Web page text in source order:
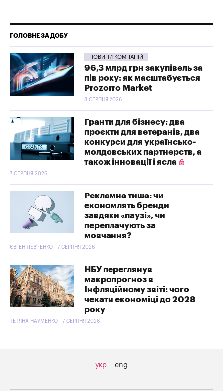
ГОЛОВНЕ ЗА ДОБУ
НОВИНИ КОМПАНІЙ
96,3 млрд грн закупівель за
пів року: як масштабується
Prozorro Market
8 СЕРПНЯ 2026
Гранти для бізнесу: два
проєкти для ветеранів, два
конкурси для українсько-
молдовських партнерств, а
також інновації і ясла
7 СЕРПНЯ 2026
Рекламна тиша: чи
економлять бренди
завдяки «паузі», чи
переплачують за
мовчання?
ЄВГЕН ЛЕВЧЕНКО - 7 СЕРПНЯ 2026
НБУ переглянув
макропрогноз в
Інфляційному звіті: чого
чекати економіці до 2028
року
ТЕТЯНА НАУМЕНКО - 7 СЕРПНЯ 2026
укр eng